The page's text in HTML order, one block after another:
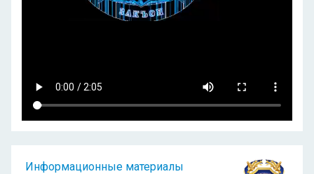
Информационные материалы